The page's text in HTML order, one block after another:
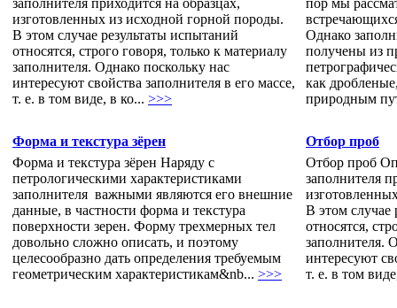
заполнителя приходится на образцах,
изготовленных из исходной горной породы.
В этом случае результаты испытаний
относятся, строго говоря, только к материалу
заполнителя. Однако поскольку нас
интересуют свойства заполнителя в его массе,
т. е. в том виде, в ко... >>>
Форма и текстура зёрен
Форма и текстура зёрен Наряду с
петрологическими характеристиками
заполнителя важными являются его внешние
данные, в частности форма и текстура
поверхности зерен. Форму трехмерных тел
довольно сложно описать, и поэтому
целесообразно дать определения требуемым
геометрическим характеристикам&nb... >>>
пор мы
Однако
получены из
как
природным
Отбор проб
Отбор проб
заполнителя
В этом случае
относятся,
заполнителя.
интересуют
т. е. в том